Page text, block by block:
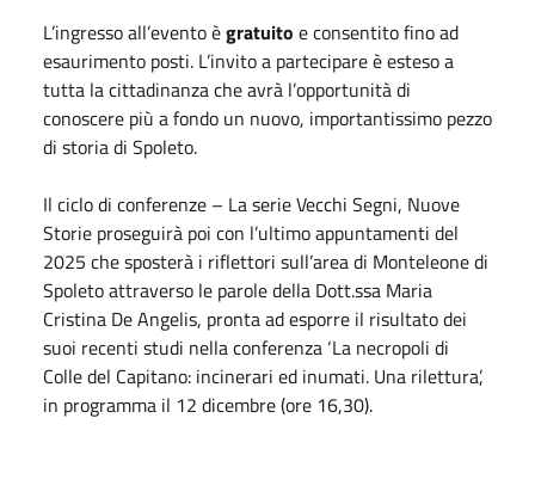
L’ingresso all’evento ègratuito e consentito fino ad
esaurimento posti. L’invito a partecipare è esteso a
tutta la cittadinanza che avrà l’opportunità di
conoscere più a fondo un nuovo, importantissimo pezzo
di storia di Spoleto.
Il ciclo di conferenze – La serie Vecchi Segni, Nuove
Storie proseguirà poi con l’ultimo appuntamenti del
2025 che sposterà i riflettori sull’area di Monteleone di
Spoleto attraverso le parole della Dott.ssa Maria
Cristina De Angelis, pronta ad esporre il risultato dei
suoi recenti studi nella conferenza ‘La necropoli di
Colle del Capitano: incinerari ed inumati. Una rilettura’,
in programma il 12 dicembre (ore 16,30).